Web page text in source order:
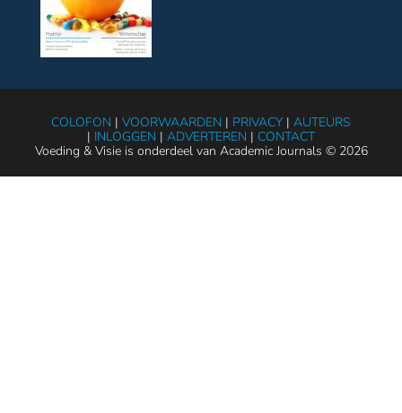
COLOFON | VOORWAARDEN | PRIVACY | AUTEURS
| INLOGGEN | ADVERTEREN | CONTACT
Voeding & Visie is onderdeel van Academic Journals © 2026